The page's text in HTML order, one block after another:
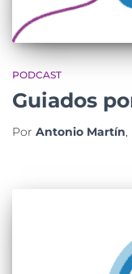
PODCAST
Guiados
Por Antonio Martín